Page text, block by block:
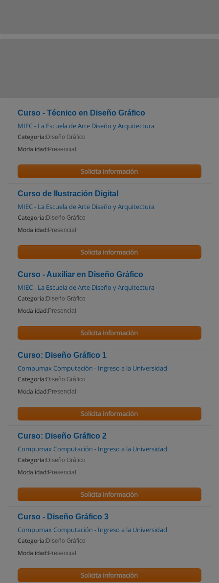
Curso - Técnico en Diseño Gráfico
MIEC - La Escuela de Arte Diseño y Arquitectura
Categoría: Diseño Gráfico
Modalidad: Presencial
Solicita información
Curso de Ilustración Digital
MIEC - La Escuela de Arte Diseño y Arquitectura
Categoría: Diseño Gráfico
Modalidad: Presencial
Solicita información
Curso - Auxiliar en Diseño Gráfico
MIEC - La Escuela de Arte Diseño y Arquitectura
Categoría: Diseño Gráfico
Modalidad: Presencial
Solicita información
Curso: Diseño Gráfico 1
Compumax Computación - Ingreso a la Universidad
Categoría: Diseño Gráfico
Modalidad: Presencial
Solicita información
Curso: Diseño Gráfico 2
Compumax Computación - Ingreso a la Universidad
Categoría: Diseño Gráfico
Modalidad: Presencial
Solicita información
Curso - Diseño Gráfico 3
Compumax Computación - Ingreso a la Universidad
Categoría: Diseño Gráfico
Modalidad: Presencial
Solicita información